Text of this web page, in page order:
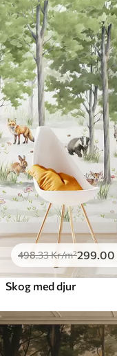
498.33Kr/m²299 .00
Skog med djur